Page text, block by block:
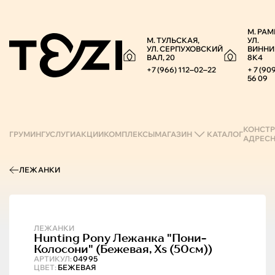
М. ТУЛЬСКАЯ,
УЛ. СЕРПУХОВСКИЙ
ВАЛ, 20
+7 (966) 112‒02‒22
М.
УЛ.
8К4
+ 7
56 09
ГРУМИНГУСЛУГИАКЦИИКОМПЛЕКСЫМАГАЗИН КАТАЛОГ
ЛЕЖАНКИ
ЛЕЖАНКИ
АРТИКУЛ: 04995
Hunting PonyЛежанка "пони-
Колосони" (бежевая, Xs (50см))
ЦВЕТ: БЕЖЕВАЯ